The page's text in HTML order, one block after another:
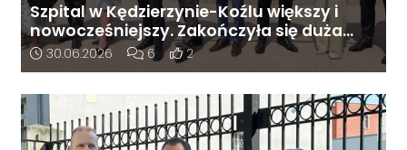
Szpital w Kędzierzynie-Koźlu większy i
nowocześniejszy. Zakończyła się duża
inwestycja
Data dodania artykułu:
30.06.2026 Liczba komentarzy artykułu:
6 Liczba pozytywnych reakcji
2